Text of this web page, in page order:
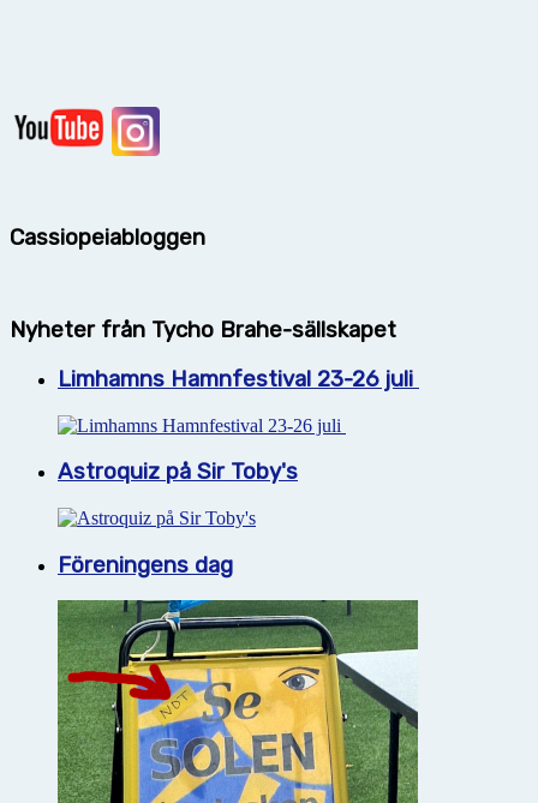
Cassiopeiabloggen
Nyheter från Tycho Brahe-sällskapet
Limhamns Hamnfestival 23-26 juli
Astroquiz på Sir Toby's
Föreningens dag